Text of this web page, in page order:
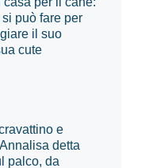
può fare per
il suo
cute
e
detta
palco, da